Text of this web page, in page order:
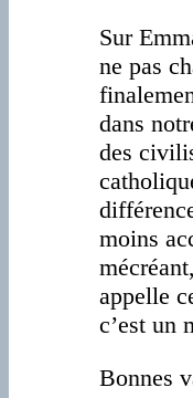
Sur
ne pas
dans
des
moins
appelle
c’est un
Bonnes